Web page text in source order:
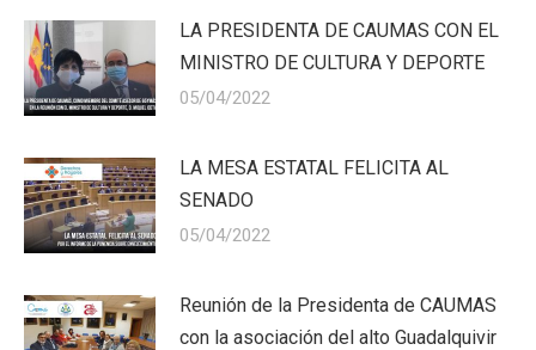
LA PRESIDENTA DE CAUMAS CON EL
MINISTRO DE CULTURA Y DEPORTE
05/04/2022
LA MESA ESTATAL FELICITA AL
SENADO
05/04/2022
Reunión de la Presidenta de CAUMAS
con la asociación del alto Guadalquivir